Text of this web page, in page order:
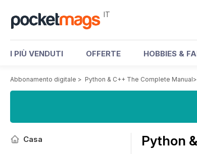
IT
I PIÙ VENDUTI OFFERTE HOBBIES &
Abbonamento digitale > Python & C++ The Complete Manual>
Casa Python